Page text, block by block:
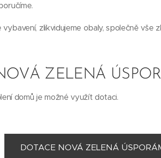
vybavení, zlikvidujeme obaly, společně
ZELENÁ
domů je možné využít dotaci.
DOTACE NOVÁ ZELENÁ